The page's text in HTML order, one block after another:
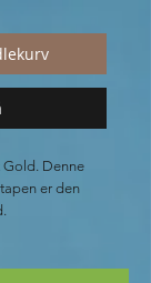
Gold. Denne
er den